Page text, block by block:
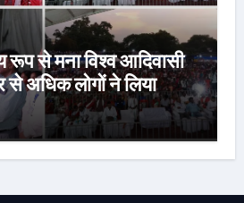
रूप से मना विश्व आदिवासी
अधिक लोगों ने लिया